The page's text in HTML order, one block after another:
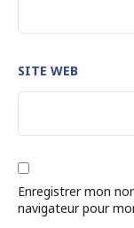
SITE WEB
Enregistrer mon
navigateur pour